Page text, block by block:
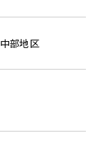
中部地区